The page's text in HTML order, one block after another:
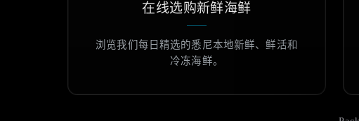
在线选购新鲜海鲜
浏览我们每日精选的悉尼本地新鲜、鲜活和
冷冻海鲜。